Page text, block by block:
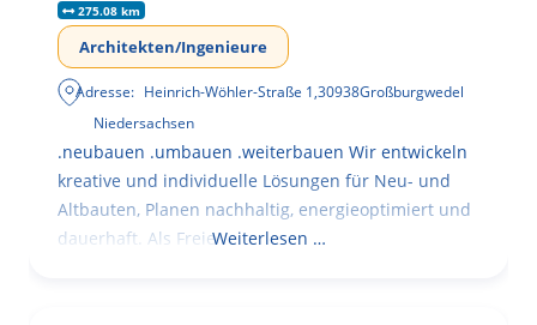
275.08 km
Architekten/Ingenieure
Adresse: Heinrich-Wöhler-Straße 1,30938Großburgwedel
Niedersachsen
.neubauen .umbauen .weiterbauen Wir entwickeln
kreative und individuelle Lösungen für Neu- und
Altbauten, Planen nachhaltig, energieoptimiert und
dauerhaft. Als FreieWeiterlesen …